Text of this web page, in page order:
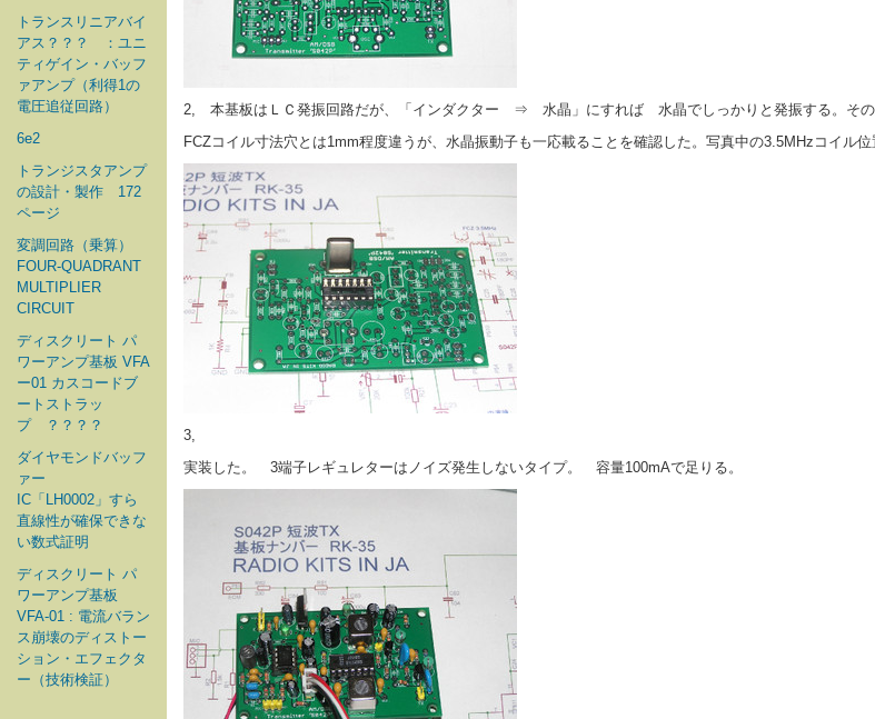
トランスリニアバイ
アス？？？ ：ユニ
ティゲイン・バッフ
ァアンプ（利得1の
電圧追従回路）
6e2
トランジスタアンプ
の設計・製作 172
ページ
変調回路（乗算）
FOUR-QUADRANT
MULTIPLIER
CIRCUIT
ディスクリート パ
ワーアンプ基板 VFA
ー01 カスコードブ
ートストラッ
プ ？？？？
ダイヤモンドバッフ
ァー
IC「LH0002」すら
直線性が確保できな
い数式証明
ディスクリート パ
ワーアンプ基板
VFA-01 : 電流バラン
ス崩壊のディストー
ション・エフェクタ
ー（技術検証）
2, 本基板はＬＣ発振回路だが、「インダクター ⇒ 水晶」にすれば 水晶でしっかりと発振する。その
FCZコイル寸法穴とは1mm程度違うが、水晶振動子も一応載ることを確認した。写真中の3.5MHzコイル位
3,
実装した。 3端子レギュレターはノイズ発生しないタイプ。 容量100mAで足りる。